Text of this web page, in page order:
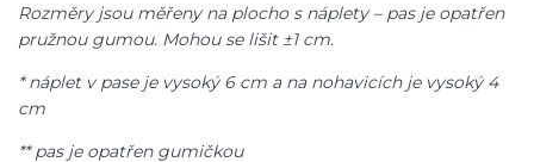
Rozměry jsou měřeny na plocho s náplety – pas je opatřen
pružnou gumou. Mohou se lišit ±1 cm.
* náplet v pase je vysoký 6 cm a na nohavicích je vysoký 4
cm
** pas je opatřen gumičkou